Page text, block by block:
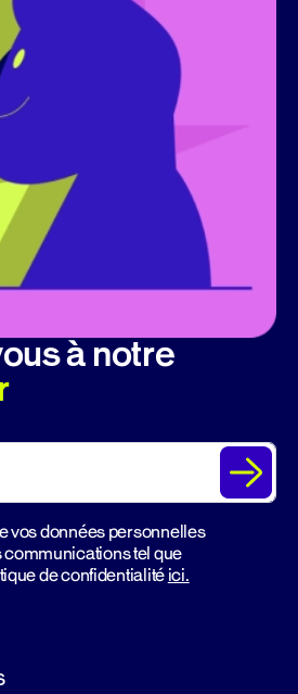
à notre
vos données personnelles
tel que
de confidentialitéici.